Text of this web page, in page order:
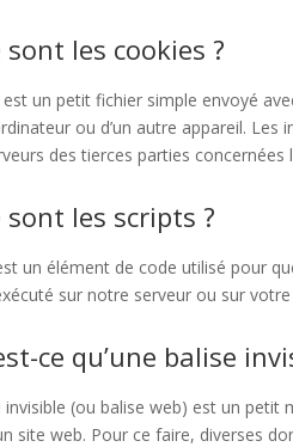
sont les cookies ?
un petit fichier simple envoyé
ou d’un autre appareil.
des tierces parties concernées
sont les scripts ?
un élément de code utilisé pour
sur notre serveur ou sur votre
ce qu’une balise
invisible (ou balise web) est un petit
site web. Pour ce faire, diverses